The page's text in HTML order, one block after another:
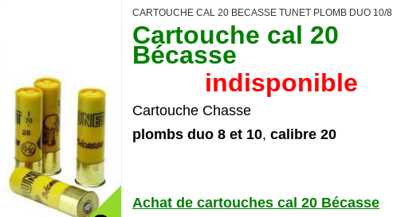
CARTOUCHE CAL 20 BECASSE TUNET PLOMB DUO 10/8
Cartouche cal 20
Bécasse
indisponible
Cartouche Chasse
plombs duo 8 et 10, calibre 20
Achat de cartouches cal 20 Bécasse